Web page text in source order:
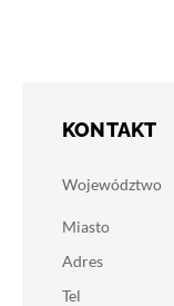
KONTAKT
Województwo
Miasto
Adres
Tel